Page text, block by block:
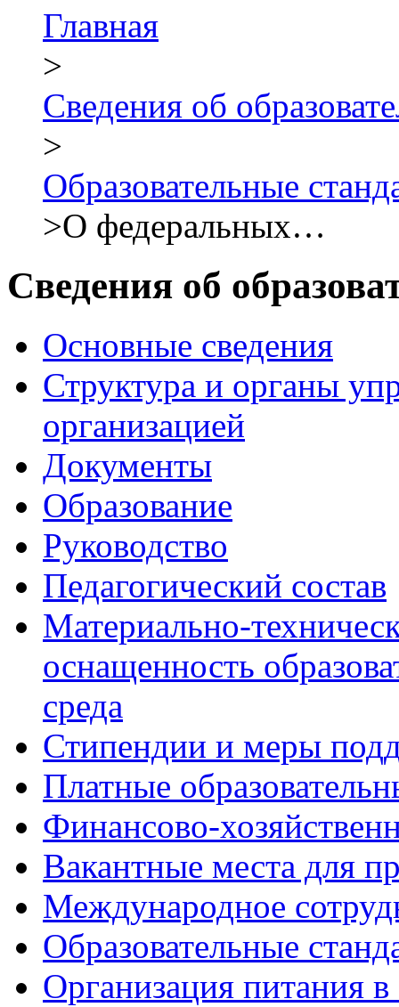
Главная
>
Сведения об
>
Образовательные
>О федеральных…
Сведения об
Основные сведения
Структура и органы
организацией
Документы
Образование
Руководство
Педагогический состав
Материально-
оснащенность
среда
Стипендии и меры
Платные
Финансово-
Вакантные места для
Международное
Образовательные
Организация питания в